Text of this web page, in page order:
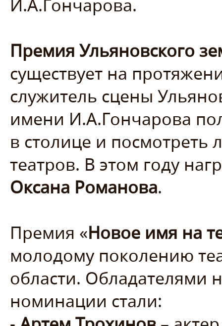
И.А.Гончарова.
Премия Ульяновского
существует на
служитель сцены
имени И.А.Гончарова
в столице и посмотреть
театров. В этом году
Оксана Романова.
Премия «Новое имя на
молодому поколению
области. Обладателями
номинации стали: